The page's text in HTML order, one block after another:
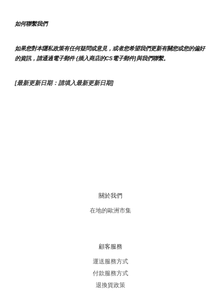
如何聯繫我們
如果您對本隱私政策有任何疑問或意見，或者您希望我們更新有關您或您的偏好
的資訊，請通過電子郵件 {插入商店的CS電子郵件]與我們聯繫。
[最新更新日期：請填入最新更新日期]
關於我們
在地的歐洲市集
顧客服務
運送服務方式
付款服務方式
退換貨政策